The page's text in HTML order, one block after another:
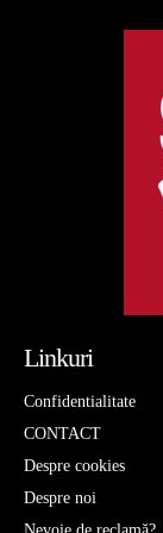
Linkuri
Confidentialitate
CONTACT
Despre cookies
Despre noi